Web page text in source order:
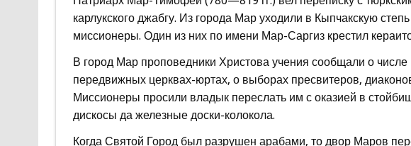
карлукского джабгу. Из города Мар уходили в Кыпчакскую
миссионеры. Один из них по имени Мар-Саргиз крестил
В город Мар проповедники Христова учения сообщали о
передвижных церквах-юртах, о выборах пресвитеров,
Миссионеры просили владык переслать им с оказией в
дискосы да железные доски-колокола.
Когда Святой Город был разрушен арабами, то двор Маров